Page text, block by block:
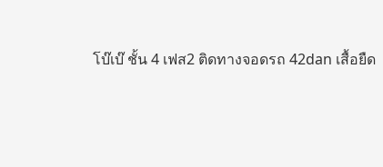
โบ๊เบ๊ ชั้น 4 เฟส2 ติดทางจอดรถ 42dan เสื้อยืด